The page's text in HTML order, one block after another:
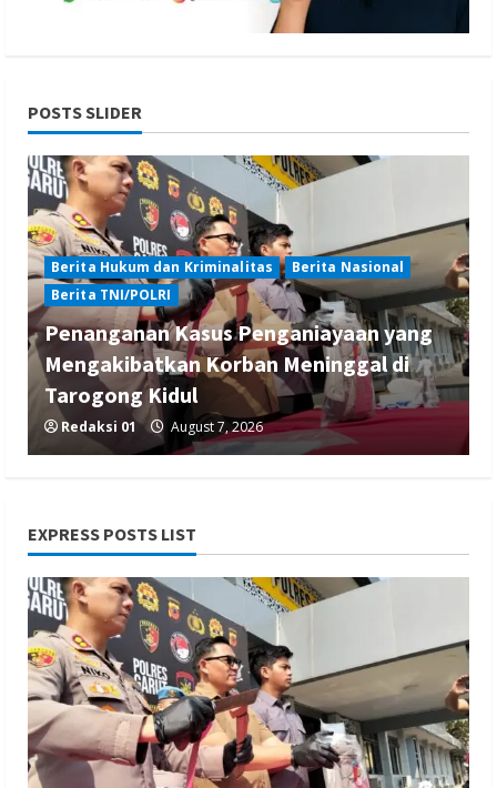
POSTS SLIDER
Berita Hukum dan Kriminalitas
Berita Nasional
Berita TNI/POLRI
Penanganan Kasus Penganiayaan yang
Mengakibatkan Korban Meninggal di
Tarogong Kidul
Redaksi 01 August 7, 2026
Berita Hiburan
Berita Lifestyle dan Insurance
Berita Trending
Film Terlaris 2026 Spider Man Brand New
Day Raup Rp 20,6 T dalam Sepekan
Redaksi 01 August 6, 2026
EXPRESS POSTS LIST